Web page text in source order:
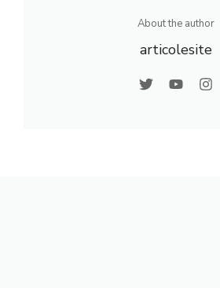
About the author
articolesite